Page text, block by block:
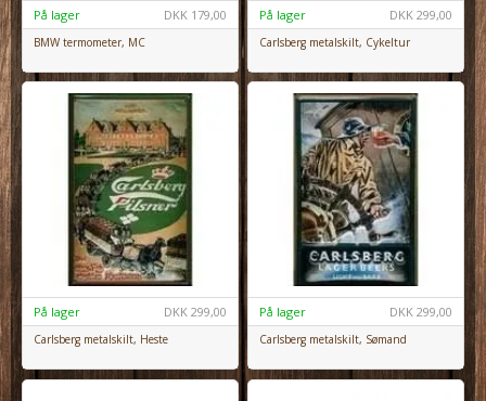
DKK 179,00
På lager
BMW termometer, MC
DKK 299,00
På lager
Carlsberg metalskilt, Cykeltur
DKK 299,00
På lager
Carlsberg metalskilt, Heste
DKK 299,00
På lager
Carlsberg metalskilt, Sømand